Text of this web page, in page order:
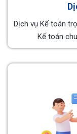
Dịch vụ Kế toán
Kế toán